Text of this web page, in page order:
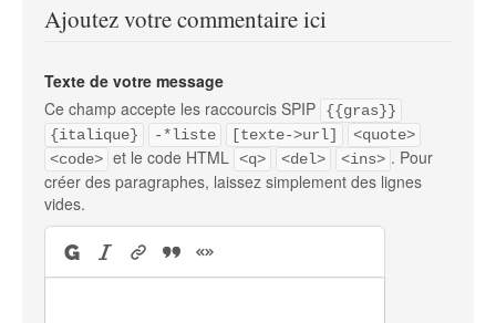
Ajoutez votre commentaire ici
Texte de votre message
Ce champ accepte les raccourcis SPIP
{{gras}}
{italique}
-*liste [texte->url]
<quote>
<code> et le code HTML <q> <del> <ins> . Pour
créer des paragraphes, laissez simplement des lignes
vides.